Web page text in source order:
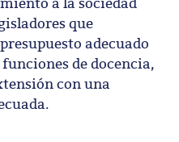
que
adecuado
de docencia,
con una